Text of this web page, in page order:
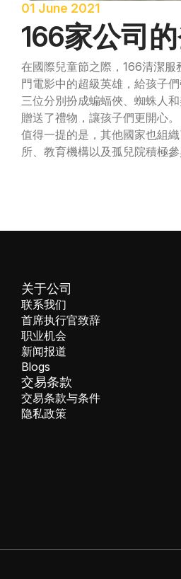
01 June 2021
166家公司
在國際兒童節之際，166清潔
門電影中的超級英雄，給孩子們
三位分別扮成蝙蝠俠、蜘蛛人
贈送了禮物，讓孩子們更開心。
值得一提的是，其他國家也組
所、教育機構以及孤兒院積極
关于公司
联系我们
首席执行官致辞
职业机会
新闻报道
Blogs
交易条款
交易条款与条件
隐私政策